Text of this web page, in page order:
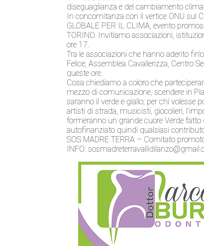
diseguaglianza e del cambiamento
In concomitanza con il vertice ONU sul
GLOBALE PER IL CLIMA, evento
TORINO. Invitiamo associazioni,
ore 17.
Tra le associazioni che hanno aderito
Felice, Assemblea Cavallerizza, Centro
queste ore.
Cosa chiediamo a coloro che
mezzo di comunicazione, scendere in
saranno il verde e giallo; per chi volesse
artisti di strada, musicisti, giocolieri,
formeranno un grande cuore Verde
autofinanziato quindi qualsiasi
SOS MADRE TERRA – Comitato
INFO: